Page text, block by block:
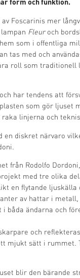
Foscarinis mer
Fleuroch
som i offentliga
tas med och
roll som
har tendens att
som gör
linjerna och
en diskret närvaro
från Rodolfo
med tre olika
en flytande
av hattar i
båda ändarna och
och
mjukt sätt i rummet.
blir den bärande